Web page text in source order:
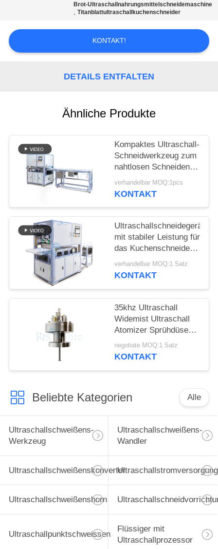
FÄLLE
DATENSCHUTZRICHTLINIE
Brot-Ultraschallnahrungsmittelschneidemaschine
,Titanblattultraschallkuchenschneider
KONTAKT!
DETAILS ENTFALTEN
Ähnliche Produkte
Kompaktes Ultraschall-
Schneidwerkzeug zum
nahtlosen Schneiden
von synthetischen
Stoffen, nicht gewebten
verhandelbar MOQ:1pcs
KONTAKT
Ultraschallschneidegerät
mit stabiler Leistung für
das Kuchenschneiden
mit breiter Klinge und
einfacher Bedienung
verhandelbar MOQ:1 Satz
KONTAKT
35khz Ultraschall
Widemist Ultraschall
Atomizer Sprühdüse
für Brennstoffzellen
Herstellung
negotiate MOQ:1 Satz
KONTAKT
Beliebte Kategorien Alle
Ultraschallschweißens-
Werkzeug
Ultraschallschweißens-
Wandler
UltraschallschweißenskonverterUltraschallstromversorgung
Ultraschallschweißenshorn
Ultraschallpunktschweissen
Flüssiger mit
Ultraschallprozessor